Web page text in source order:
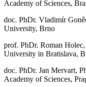
Academy of Sciences,
doc. PhDr. Vladimír
University, Brno
prof. PhDr. Roman
University in Bratislava,
doc. PhDr. Jan Mervart,
Academy of Sciences,